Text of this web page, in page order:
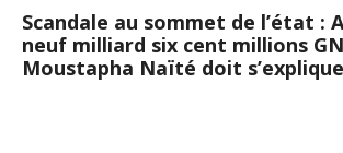
Scandale au sommet de l’état :
neuf milliard six cent millions
Moustapha Naïté doit